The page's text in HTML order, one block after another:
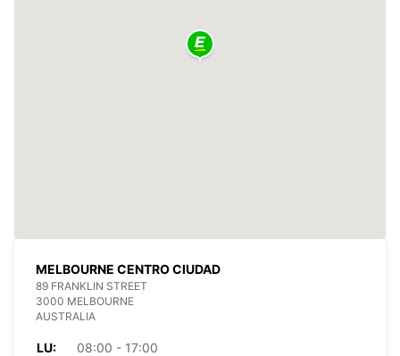
MELBOURNE CENTRO CIUDAD
89 FRANKLIN STREET
3000 MELBOURNE
AUSTRALIA
LU:
08:00 - 17:00